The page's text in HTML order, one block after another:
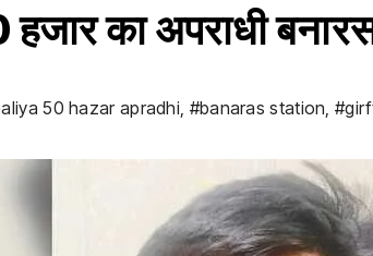
हजार का अपराधी
50 hazar apradhi, #banaras station,